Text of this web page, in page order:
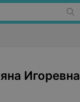
Игоревна